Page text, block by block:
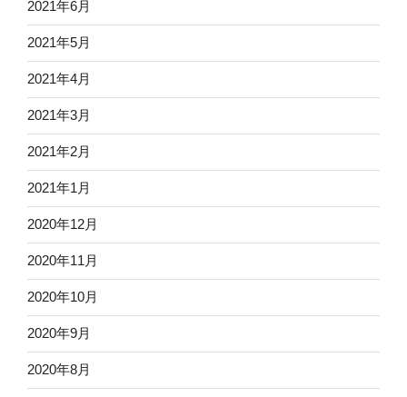
2021年6月
2021年5月
2021年4月
2021年3月
2021年2月
2021年1月
2020年12月
2020年11月
2020年10月
2020年9月
2020年8月